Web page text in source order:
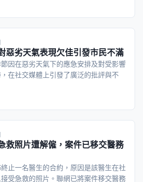
惡劣天氣表現欠佳引發市民不滿
因在惡劣天氣下的應急安排及對受影響
在社交媒體上引發了廣泛的批評與不
救照片遭解僱，案件已移交醫務
止一名醫生的合約，原因是該醫生在社
受急救的照片。聯網已將案件移交醫務